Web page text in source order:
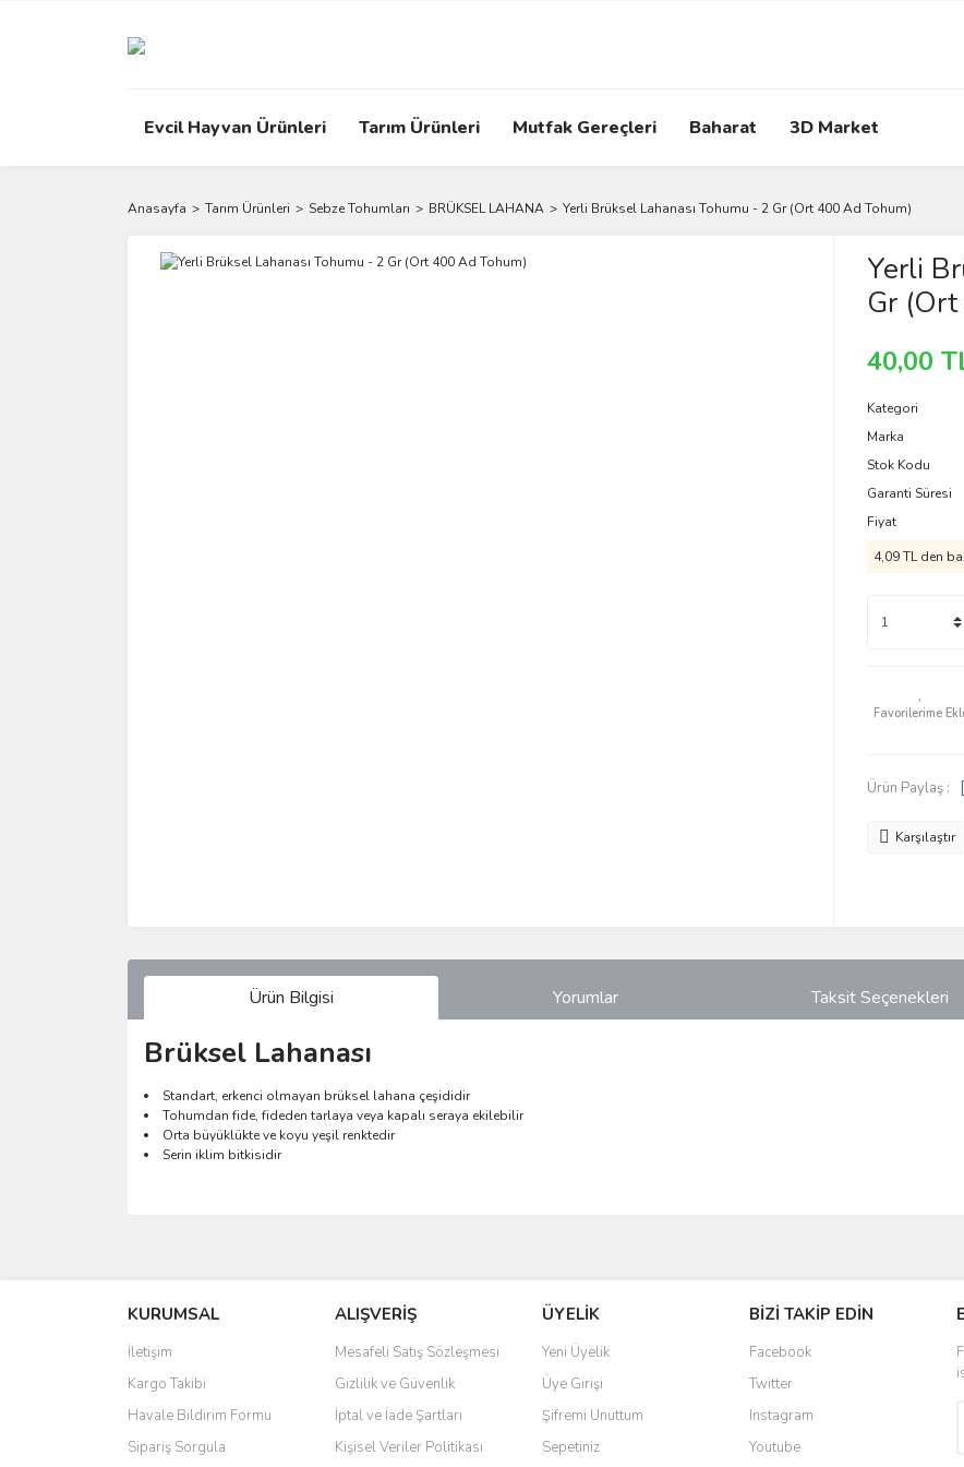
Evcil Hayvan Ürünleri Tarım Ürünleri Mutfak Gereçleri Baharat 3D Market
Anasayfa Tarım Ürünleri Sebze Tohumları BRÜKSEL LAHANA Yerli Brüksel Lahanası Tohumu - 2 Gr (Ort 400 Ad Tohum)
Yerli
Gr
40,00
Kategori
Marka
Stok Kodu
Garanti Süresi
Fiyat
4,09 TL den
Ürün Paylaş :
Karşılaştır
Ürün Bilgisi Yorumlar Taksit Seçenekleri
Brüksel Lahanası
Standart, erkenci olmayan brüksel lahana çeşididir
Tohumdan fide, fideden tarlaya veya kapalı seraya ekilebilir
Orta büyüklükte ve koyu yeşil renktedir
Serin iklim bitkisidir
Ürün resmi kalitesiz, bozuk veya görüntülenemiyor.
Ürün açıklamasında eksik bilgiler bulunuyor.
Ürün bilgilerinde hatalar bulunuyor.
Ürün fiyatı diğer sitelerden daha pahalı.
Bu ürüne benzer farklı alternatifler olmalı.
KURUMSAL
İletişim
Kargo Takibi
Havale Bildirim Formu
Sipariş Sorgula
ALIŞVERİŞ
Mesafeli Satış Sözleşmesi
Gizlilik ve Güvenlik
İptal ve İade Şartları
Kişisel Veriler Politikası
ÜYELİK
Yeni Üyelik
Üye Girişi
Şifremi Unuttum
Sepetiniz
BİZİ TAKİP EDİN
Facebook
Twitter
Instagram
Youtube